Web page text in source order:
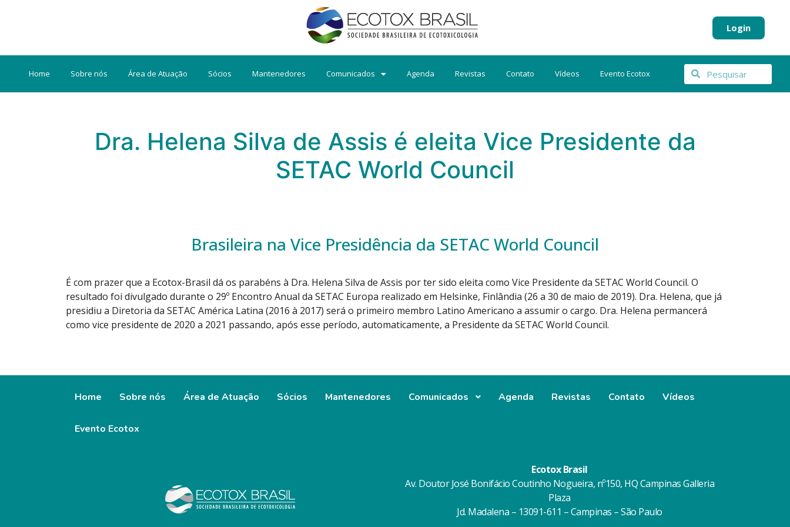
Login
Home Sobre nós Área de Atuação Sócios Mantenedores Comunicados Agenda Revistas Contato Vídeos Evento Ecotox
Dra. Helena Silva de Assis é eleita Vice Presidente da
SETAC World Council
Brasileira na Vice Presidência da SETAC World Council
É com prazer que a Ecotox-Brasil dá os parabéns à Dra. Helena Silva de Assis por ter sido eleita como Vice Presidente da SETAC World Council. O
resultado foi divulgado durante o 29º Encontro Anual da SETAC Europa realizado em Helsinke, Finlândia (26 a 30 de maio de 2019). Dra. Helena, que já
presidiu a Diretoria da SETAC América Latina (2016 à 2017) será o primeiro membro Latino Americano a assumir o cargo. Dra. Helena permancerá
como vice presidente de 2020 a 2021 passando, após esse período, automaticamente, a Presidente da SETAC World Council.
Home Sobre nós Área de Atuação Sócios Mantenedores Comunicados Agenda Revistas Contato Vídeos
Evento Ecotox
Ecotox Brasil
Av. Doutor José Bonifácio Coutinho Nogueira, nº150, HQ Campinas Galleria
Plaza
Jd. Madalena – 13091-611 – Campinas – São Paulo